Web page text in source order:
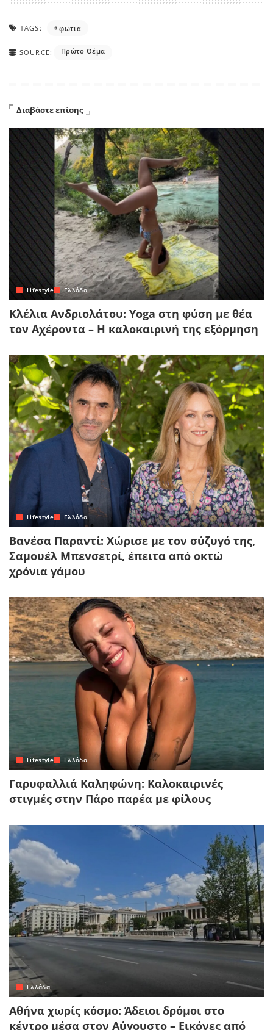
TAGS: φωτια
SOURCE: Πρώτο Θέμα
Διαβάστε επίσης
Lifestyle Ελλάδα
Κλέλια Ανδριολάτου: Yoga στη φύση με θέα
τον Αχέροντα – Η καλοκαιρινή της εξόρμηση
Lifestyle Ελλάδα
Βανέσα Παραντί: Χώρισε με τον σύζυγό της,
Σαμουέλ Μπενσετρί, έπειτα από οκτώ
χρόνια γάμου
Lifestyle Ελλάδα
Γαρυφαλλιά Καληφώνη: Καλοκαιρινές
στιγμές στην Πάρο παρέα με φίλους
Ελλάδα
Αθήνα χωρίς κόσμο: Άδειοι δρόμοι στο
κέντρο μέσα στον Αύγουστο – Εικόνες από